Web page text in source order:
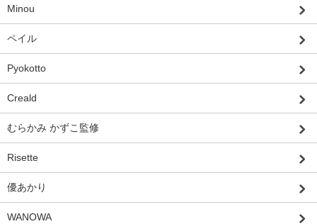
Minou
ペイル
Pyokotto
Creald
むらかみ かずこ監修
Risette
優あかり
WANOWA